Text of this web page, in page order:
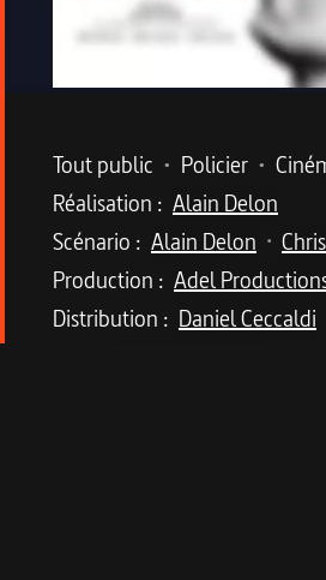
Metadata du
Tout public • Policier •
Réalisation : Alain Delon
Scénario : Alain Delon •
Production : Adel
Distribution : Daniel Ceccaldi